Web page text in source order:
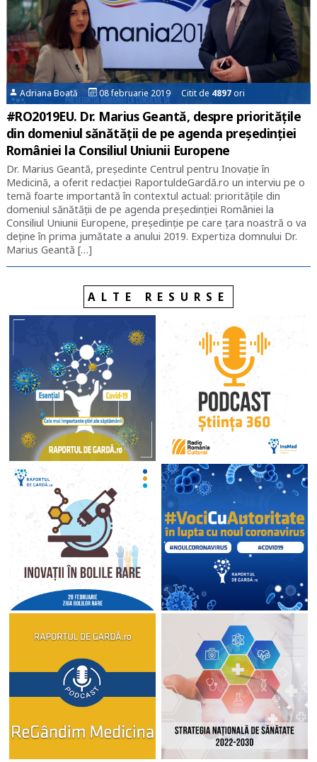
Adriana Boată 08 februarie 2019 Citit de 4897ori
#RO2019EU. Dr. Marius Geantă, despre prioritățile
din domeniul sănătății de pe agenda președinției
României la Consiliul Uniunii Europene
Dr. Marius Geantă, președinte Centrul pentru Inovație în
Medicină, a oferit redacției RaportuldeGardă.ro un interviu pe o
temă foarte importantă în contextul actual: prioritățile din
domeniul sănătății de pe agenda președinției României la
Consiliul Uniunii Europene, președinție pe care țara noastră o va
deține în prima jumătate a anului 2019. Expertiza domnului Dr.
Marius Geantă […]
ALTE RESURSE